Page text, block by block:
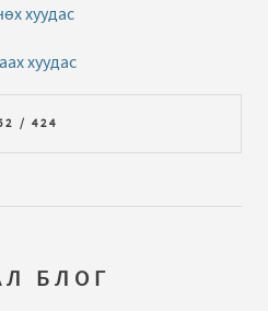
хуудас
хуудас
/ 424
БЛОГ